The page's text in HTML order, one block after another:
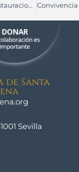
Vídeo: nuevas restauraciones del patrimonio de la parroquia
de Santa
Sevilla